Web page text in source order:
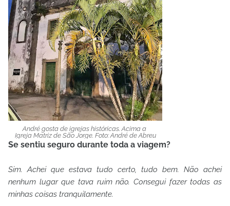
André gosta de igrejas históricas. Acima a
Igreja Matriz de São Jorge. Foto: André de Abreu
Se sentiu seguro durante toda a viagem?
Sim. Achei que estava tudo certo, tudo bem. Não achei
nenhum lugar que tava ruim não. Consegui fazer todas as
minhas coisas tranquilamente.